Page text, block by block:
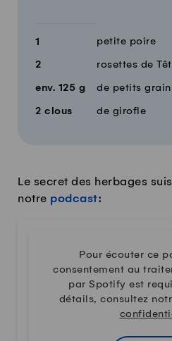
1 petite poire
2 rosettes de
env. 125 g de petits
2 clous de girofle
Le secret des herbages
notre podcast:
Pour écouter ce
consentement au
par Spotify est
détails, consultez